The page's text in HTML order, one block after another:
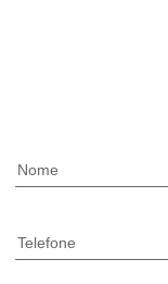
Nome
Telefone